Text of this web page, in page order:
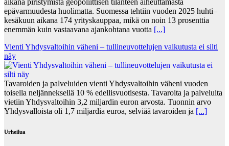
aikana piristymistä geopoliittisen tilanteen aiheuttamasta
epävarmuudesta huolimatta. Suomessa tehtiin vuoden 2025 huhti–
kesäkuun aikana 174 yrityskauppaa, mikä on noin 13 prosenttia
enemmän kuin vastaavana ajankohtana vuotta [...]
Vienti Yhdysvaltoihin väheni – tullineuvottelujen vaikutusta ei silti
näy
Tavaroiden ja palveluiden vienti Yhdysvaltoihin väheni vuoden
toisella neljänneksellä 10 % edellisvuotisesta. Tavaroita ja palveluita
vietiin Yhdysvaltoihin 3,2 miljardin euron arvosta. Tuonnin arvo
Yhdysvalloista oli 1,7 miljardia euroa, selviää tavaroiden ja [...]
Urheilua